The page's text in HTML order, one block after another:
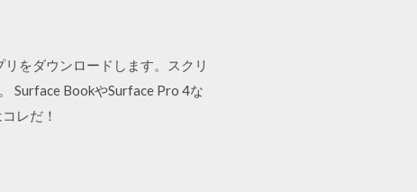
をダウンロードします。スクリ
Surface BookやSurface Pro 4な
レだ！